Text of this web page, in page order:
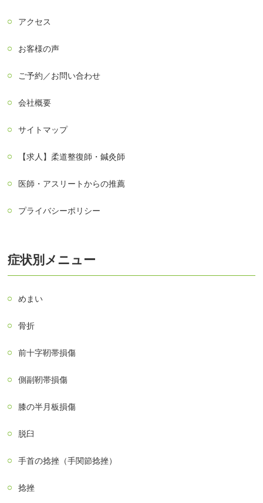
アクセス
お客様の声
ご予約／お問い合わせ
会社概要
サイトマップ
【求人】柔道整復師・鍼灸師
医師・アスリートからの推薦
プライバシーポリシー
症状別メニュー
めまい
骨折
前十字靭帯損傷
側副靭帯損傷
膝の半月板損傷
脱臼
手首の捻挫（手関節捻挫）
捻挫